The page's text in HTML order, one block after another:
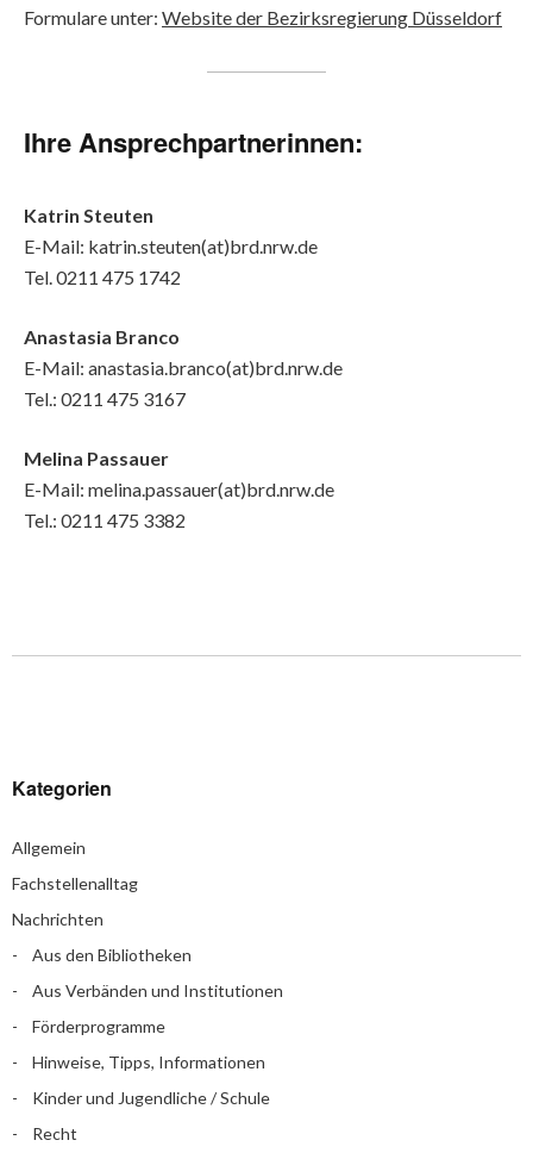
Formulare unter: Website der Bezirksregierung Düsseldorf
Ihre Ansprechpartnerinnen:
Katrin Steuten
E-Mail: katrin.steuten(at)brd.nrw.de
Tel. 0211 475 1742
Anastasia Branco
E-Mail: anastasia.branco(at)brd.nrw.de
Tel.: 0211 475 3167
Melina Passauer
E-Mail: melina.passauer(at)brd.nrw.de
Tel.: 0211 475 3382
Kategorien
Allgemein
Fachstellenalltag
Nachrichten
Aus den Bibliotheken
Aus Verbänden und Institutionen
Förderprogramme
Hinweise, Tipps, Informationen
Kinder und Jugendliche / Schule
Recht